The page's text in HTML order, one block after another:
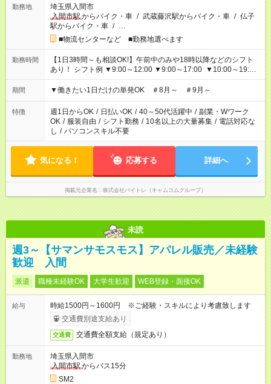
勤務地
埼玉県入間市
入間市駅からバイク・車 / 武蔵藤沢駅からバイク・車 / 仏子
駅からバイク・車 / …
■物流センターなど ■勤務地選べます
勤務時間
【1日3時間～も相談OK!】午前中のみや18時以降などのシフト
あり！ シフト例 ▼9:00～12:00 ▼9:00～17:00 ▼10:00～19:00
▼18:00～21:00
期間 ▼働きたい1日だけの単発OK ＃8月～ ＃9月～
特徴 週1日からOK / 日払いOK / 40～50代活躍中 / 副業・Wワーク
OK / 服装自由 / シフト勤務 / 10名以上の大量募集 / 電話対応な
し / パソコンスキル不要
気になる！ 応募する 詳細へ
掲載元企業名 株式会社バイトレ（キャムコムグループ）
未読
週3～【サマンサモスモス】アパレル販売／未経験
歓迎 入間
派遣 職種未経験OK 大学生歓迎 WEB登録・面接OK
給与
時給1500円～1600円 ※ご経験・スキルにより考慮致します
交通費別途支給あり
交通費 交通費全額支給（規定あり）
勤務地
埼玉県入間市
入間市駅からバス15分
SM2